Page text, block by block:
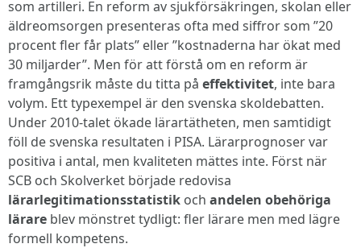
som artilleri. En reform av sjukförsäkringen, skolan eller
äldreomsorgen presenteras ofta med siffror som ”20
procent fler får plats” eller ”kostnaderna har ökat med
30 miljarder”. Men för att förstå om en reform är
framgångsrik måste du titta på effektivitet, inte bara
volym. Ett typexempel är den svenska skoldebatten.
Under 2010-talet ökade lärartätheten, men samtidigt
föll de svenska resultaten i PISA. Lärarprognoser var
positiva i antal, men kvaliteten mättes inte. Först när
SCB och Skolverket började redovisa
lärarlegitimationsstatistik och andelen obehöriga
lärare blev mönstret tydligt: fler lärare men med lägre
formell kompetens.